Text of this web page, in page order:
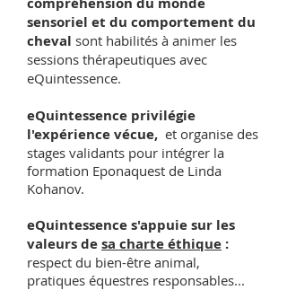
sensoriel et du comportement du
cheval sont habilités à animer les
sessions thérapeutiques avec
eQuintessence.
eQuintessence privilégie
l'expérience vécue, et organise des
stages validants pour intégrer la
formation Eponaquest de Linda
Kohanov.
eQuintessence s'appuie sur les
valeurs desa charte éthique :
respect du bien-être animal,
pratiques équestres responsables...